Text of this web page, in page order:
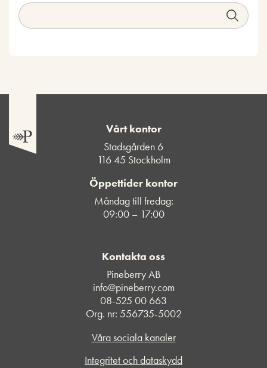
Vårt kontor
Stadsgården 6
116 45 Stockholm
Öppettider kontor
Måndag till fredag:
09:00 – 17:00
Kontakta oss
Pineberry AB
info@pineberry.com
08-525 00 663
Org. nr: 556735-5002
Våra sociala kanaler
Integritet och dataskydd